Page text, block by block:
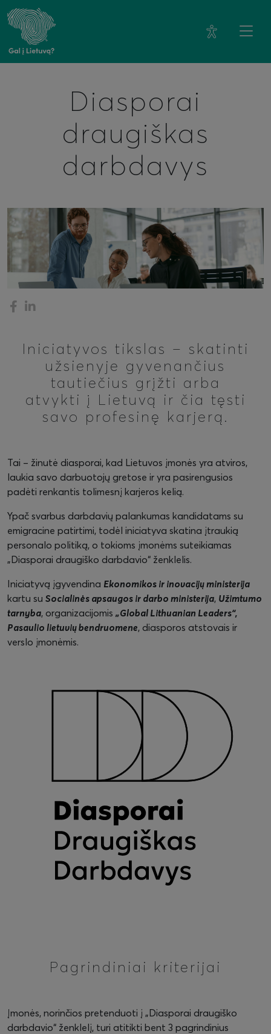
Diasporai
draugiškas
darbdavys
Iniciatyvos tikslas – skatinti
užsienyje gyvenančius
tautiečius grįžti arba
atvykti į Lietuvą ir čia tęsti
savo profesinę karjerą.
Tai – žinutė diasporai, kad Lietuvos įmonės yra atviros,
laukia savo darbuotojų gretose ir yra pasirengusios
padėti renkantis tolimesnį karjeros kelią.
Ypač svarbus darbdavių palankumas kandidatams su
emigracine patirtimi, todėl iniciatyva skatina įtraukią
personalo politiką, o tokioms įmonėms suteikiamas
„Diasporai draugiško darbdavio“ ženklelis.
Iniciatyvą įgyvendina Ekonomikos ir inovacijų ministerija
kartu su Socialinės apsaugos ir darbo ministerija, Užimtumo
tarnyba, organizacijomis „Global Lithuanian Leaders“,
Pasaulio lietuvių bendruomene, diasporos atstovais ir
verslo įmonėmis.
Pagrindiniai kriterijai
Įmonės, norinčios pretenduoti į „Diasporai draugiško
darbdavio“ ženklelį, turi atitikti bent 3 pagrindinius